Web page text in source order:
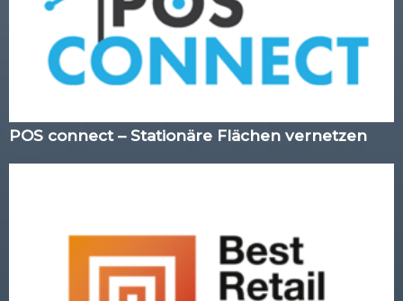
POS connect – Stationäre Flächen vernetzen